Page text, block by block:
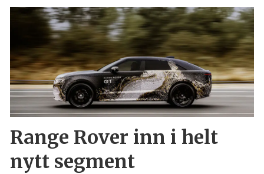
Range Rover inn i helt
nytt segment